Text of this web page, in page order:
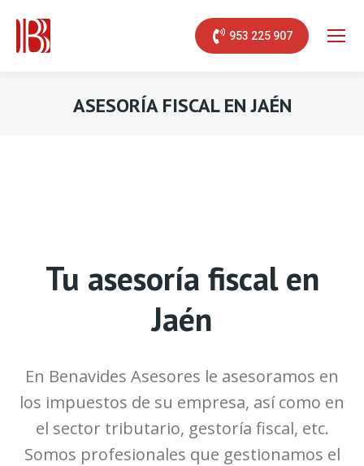
953 225 907
ASESORÍA FISCAL EN JAÉN
Tu asesoría fiscal en
Jaén
En Benavides Asesores le asesoramos en
los impuestos de su empresa, así como en
el sector tributario, gestoría fiscal, etc.
Somos profesionales que gestionamos el